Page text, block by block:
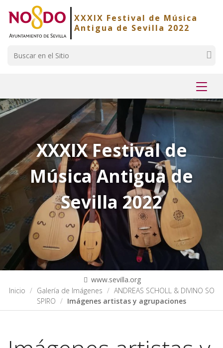
Saltar al contenido
Saltar a la navegación
Información de contactoXXXIX Festival de Música
Antigua de Sevilla 2022
menú
XXXIX Festival de
Música Antigua de
Sevilla 2022
www.sevilla.org
Inicio
Galería de Imágenes
ANDREAS SCHOLL & DIVINO SO
SPIRO
Imágenes artistas y agrupaciones